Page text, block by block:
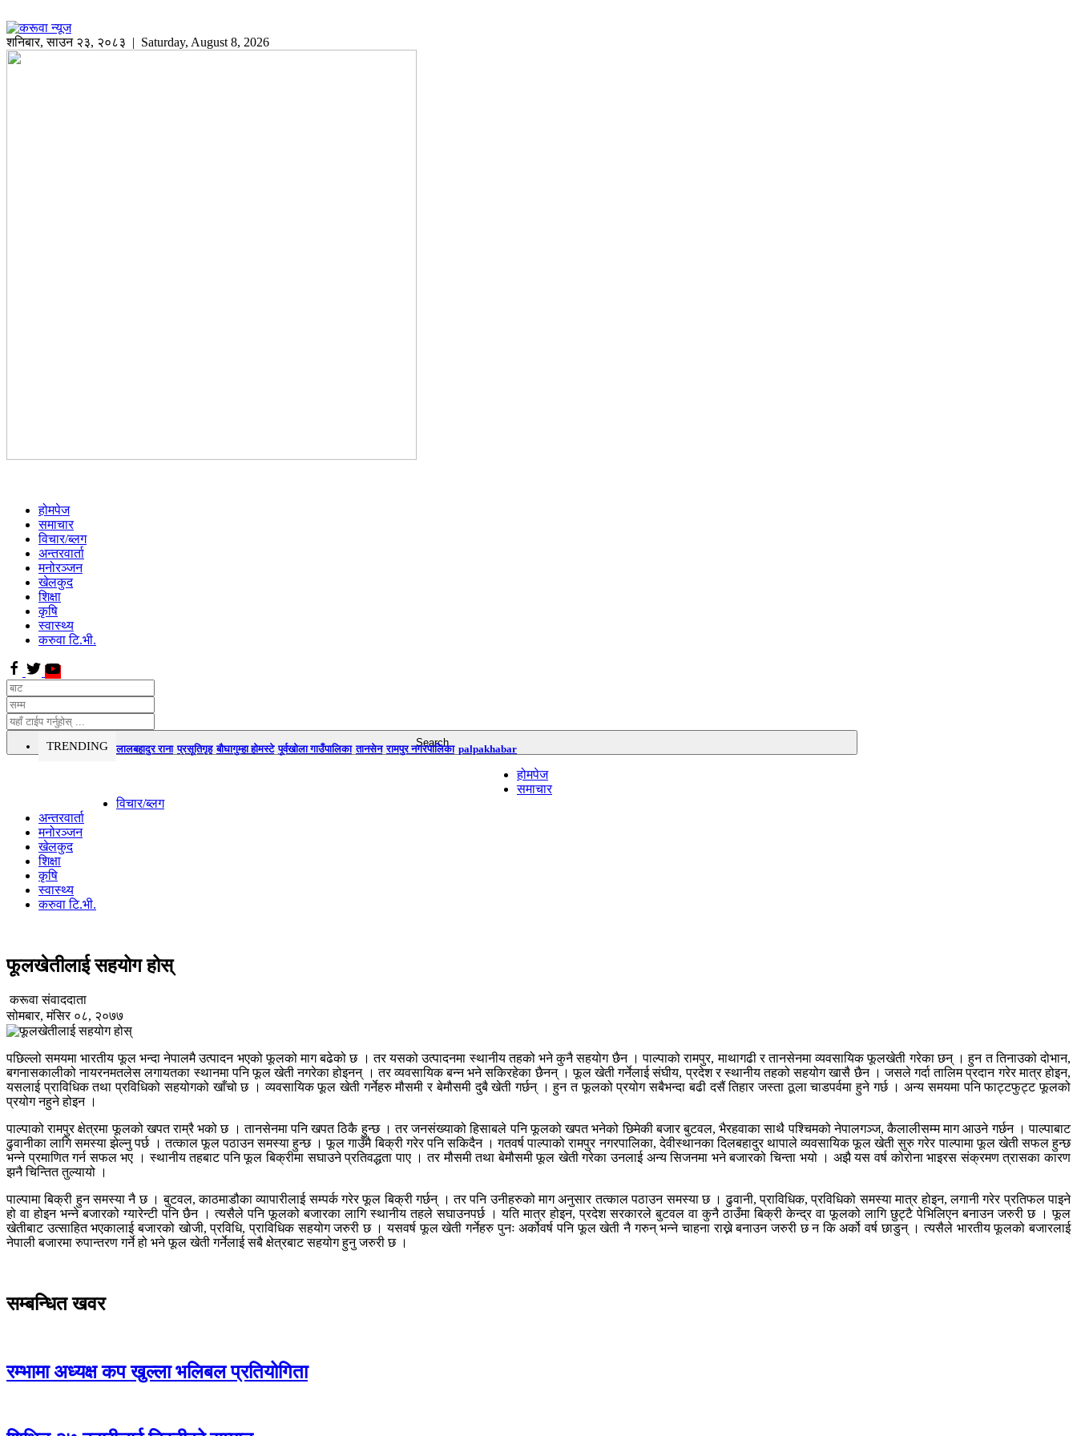
शनिबार,साउन २३, २०८३ | Saturday, August 8, 2026
होमपेज
समाचार
विचार/ब्लग
अन्तरवार्ता
मनोरञ्जन
खेलकुद
शिक्षा
कृषि
स्वास्थ्य
करुवा टि.भी.
TRENDING लालबहादुर राना प्रसूतिगृह बौघागुम्हा होमस्टे पूर्वखोला गाउँपालिका तानसेन रामपुर नगरपालिका palpakhabar
होमपेज
समाचार
विचार/ब्लग
अन्तरवार्ता
मनोरञ्जन
खेलकुद
शिक्षा
कृषि
स्वास्थ्य
करुवा टि.भी.
फूलखेतीलाई सहयोग होस्
करूवा संवाददाता
सोमबार, मंसिर ०८, २०७७
पछिल्लो समयमा भारतीय फूल भन्दा नेपालमै उत्पादन भएको फूलको माग बढेको छ । तर यसको उत्पादनमा स्थानीय तहको भने कुनै सहयोग छैन । पाल्पाको रामपुर, माथागढी र तानसेनमा व्यवसायिक फूलखेती गरेका छन् । हुन त तिनाउको दोभान,
बगनासकालीको नायरनमतलेस लगायतका स्थानमा पनि फूल खेती नगरेका होइनन् । तर व्यवसायिक बन्न भने सकिरहेका छैनन् । फूल खेती गर्नेलाई संघीय, प्रदेश र स्थानीय तहको सहयोग खासै छैन । जसले गर्दा तालिम प्रदान गरेर मात्र होइन,
यसलाई प्राविधिक तथा प्रविधिको सहयोगको खाँचो छ । व्यवसायिक फूल खेती गर्नेहरु मौसमी र बेमौसमी दुबै खेती गर्छन् । हुन त फूलको प्रयोग सबैभन्दा बढी दसैं तिहार जस्ता ठूला चाडपर्वमा हुने गर्छ । अन्य समयमा पनि फाट्टफुट्ट फूलको
प्रयोग नहुने होइन ।
पाल्पाको रामपुर क्षेत्रमा फूलको खपत राम्रै भको छ । तानसेनमा पनि खपत ठिकै हुन्छ । तर जनसंख्याको हिसाबले पनि फूलको खपत भनेको छिमेकी बजार बुटवल, भैरहवाका साथै पश्चिमको नेपालगञ्ज, कैलालीसम्म माग आउने गर्छन । पाल्पाबाट
ढुवानीका लागि समस्या झेल्नु पर्छ । तत्काल फूल पठाउन समस्या हुन्छ । फूल गाउँमै बिक्री गरेर पनि सकिदैन । गतवर्ष पाल्पाको रामपुर नगरपालिका, देवीस्थानका दिलबहादुर थापाले व्यवसायिक फूल खेती सुरु गरेर पाल्पामा फूल खेती सफल हुन्छ
भन्ने प्रमाणित गर्न सफल भए । स्थानीय तहबाट पनि फूल बिक्रीमा सघाउने प्रतिवद्धता पाए । तर मौसमी तथा बेमौसमी फूल खेती गरेका उनलाई अन्य सिजनमा भने बजारको चिन्ता भयो । अझै यस वर्ष कोरोना भाइरस संक्रमण त्रासका कारण
झनै चिन्तित तुल्यायो ।
पाल्पामा बिक्री हुन समस्या नै छ । बुटवल, काठमाडौका व्यापारीलाई सम्पर्क गरेर फूल बिक्री गर्छन् । तर पनि उनीहरुको माग अनुसार तत्काल पठाउन समस्या छ । ढुवानी, प्राविधिक, प्रविधिको समस्या मात्र होइन, लगानी गरेर प्रतिफल पाइने
हो वा होइन भन्ने बजारको ग्यारेन्टी पनि छैन । त्यसैले पनि फूलको बजारका लागि स्थानीय तहले सघाउनपर्छ । यति मात्र होइन, प्रदेश सरकारले बुटवल वा कुनै ठाउँमा बिक्री केन्द्र वा फूलको लागि छुट्टै पेभिलिएन बनाउन जरुरी छ । फूल
खेतीबाट उत्साहित भएकालाई बजारको खोजी, प्रविधि, प्राविधिक सहयोग जरुरी छ । यसवर्ष फूल खेती गर्नेहरु पुनः अर्कोवर्ष पनि फूल खेती नै गरुन् भन्ने चाहना राख्ने बनाउन जरुरी छ न कि अर्को वर्ष छाडुन् । त्यसैले भारतीय फूलको बजारलाई
नेपाली बजारमा रुपान्तरण गर्ने हो भने फूल खेती गर्नेलाई सबै क्षेत्रबाट सहयोग हुनु जरुरी छ ।
सम्बन्धित खवर
रम्भामा अध्यक्ष कप खुल्ला भलिबल प्रतियोगिता